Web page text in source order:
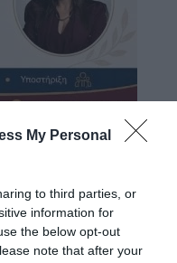
My Personal
to third parties, or
information for
the below opt-out
note that after your